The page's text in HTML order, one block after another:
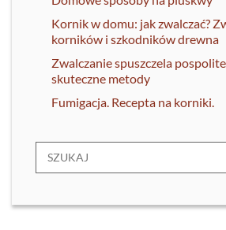
Kornik w domu: jak zwalczać?
korników i szkodników drewna
Zwalczanie spuszczela
skuteczne metody
Fumigacja. Recepta na korniki.